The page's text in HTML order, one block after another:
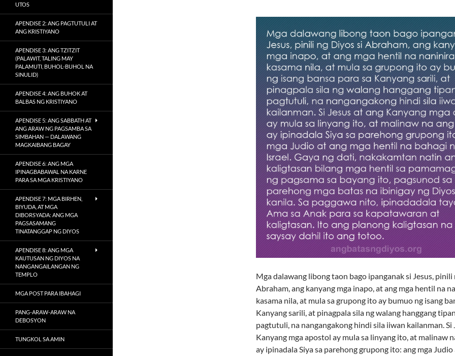
Mga dalawang libong taon bago ipanganak si Jesus, pinili
Abraham, ang kanyang mga inapo, at ang mga hentil na
kasama nila, at mula sa grupong ito ay bumuo ng isang
Kanyang sarili, at pinagpala sila ng walang hanggang
pagtutuli, na nangangakong hindi sila iiwan kailanman. Si
Kanyang mga apostol ay mula sa linyang ito, at malinaw
ay ipinadala Siya sa parehong grupong ito: ang mga Judio
UTOS
APENDISE 2: ANG PAGTUTULI AT
ANG KRISTIYANO
APENDISE 3: ANG TZITZIT
(PALAWIT, TALING MAY
PALAMUTI, BUHOL-BUHOL NA
SINULID)
APENDISE 4: ANG BUHOK AT
BALBAS NG KRISTIYANO
APENDISE 5: ANG SABBATH AT
ANG ARAW NG PAGSAMBA SA
SIMBAHAN — DALAWANG
MAGKAIBANG BAGAY
APENDISE 6: ANG MGA
IPINAGBABAWAL NA KARNE
PARA SA MGA KRISTIYANO
APENDISE 7: MGA BIRHEN,
BIYUDA, AT MGA
DIBORSYADA: ANG MGA
PAGSASAMANG
TINATANGGAP NG DIYOS
APENDISE 8: ANG MGA
KAUTUSAN NG DIYOS NA
NANGANGAILANGAN NG
TEMPLO
MGA POST PARA IBAHAGI
PANG-ARAW-ARAW NA
DEBOSYON
TUNGKOL SA AMIN